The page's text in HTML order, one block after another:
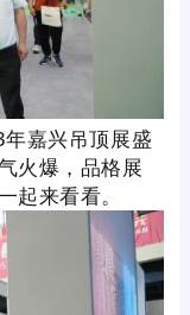
嘉兴吊顶展盛
火爆，品格展
起来看看。